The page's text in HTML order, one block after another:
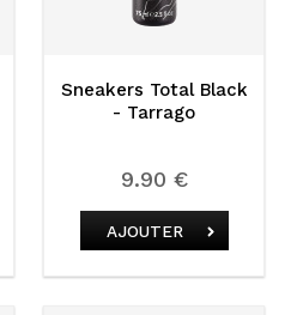
Sneakers Total Black
- Tarrago
9.90 €
AJOUTER